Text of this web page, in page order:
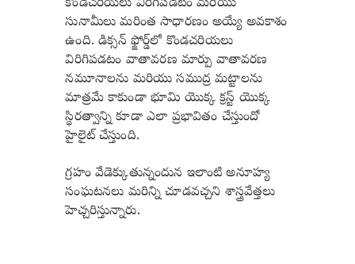
కొండచరియలు విరిగిపడటం మరియు
సునామీలు మరింత సాధారణం అయ్యే అవకాశం
ఉంది. డిక్సన్ ఫ్జోర్డ్‌లో కొండచరియలు
విరిగిపడటం వాతావరణ మార్పు వాతావరణ
నమూనాలను మరియు సముద్ర మట్టాలను
మాత్రమే కాకుండా భూమి యొక్క క్రస్ట్ యొక్క
స్థిరత్వాన్ని కూడా ఎలా ప్రభావితం చేస్తుందో
హైలైట్ చేస్తుంది.
గ్రహం వేడెక్కుతున్నందున ఇలాంటి అనూహ్య
సంఘటనలు మరిన్ని చూడవచ్చని శాస్త్రవేత్తలు
హెచ్చరిస్తున్నారు.